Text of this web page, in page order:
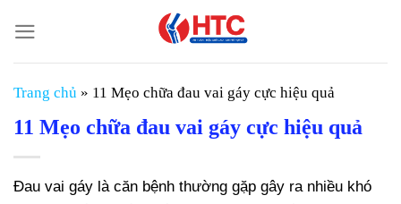
đến
nội
dung
Trang chủ » 11 Mẹo chữa đau vai gáy cực hiệu quả
11 Mẹo chữa đau vai gáy cực hiệu quả
Đau vai gáy là căn bệnh thường gặp gây ra nhiều khó